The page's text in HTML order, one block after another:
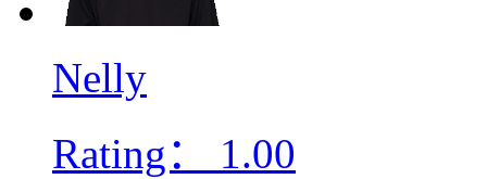
Nelly
Rating：
1.00